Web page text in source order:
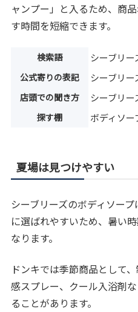
ャンプー」と入るため、商
す時間を短縮できます。
検索語 シーブリー
公式寄りの表記 シーブリー
店頭での聞き方 シーブリ
探す棚 ボディソー
夏場は見つけやすい
シーブリーズのボディソー
に選ばれやすいため、暑い
なります。
ドンキでは季節商品として
感スプレー、クール入浴剤
ることがあります。